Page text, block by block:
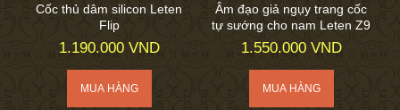
Cốc thủ dâm silicon Leten
Flip
1.190.000 VND
Âm đạo giả ngụy trang cốc
tự sướng cho nam Leten Z9
1.550.000 VND